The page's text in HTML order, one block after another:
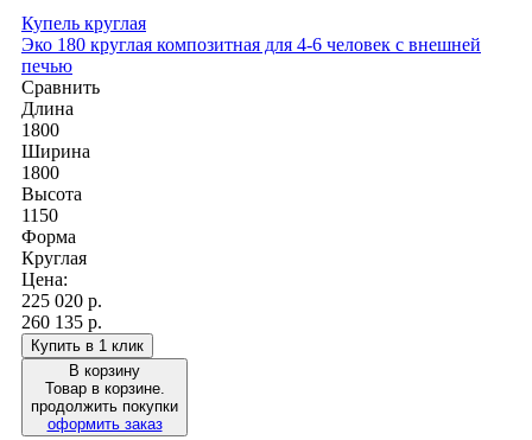
Купель круглая
Эко 180 круглая композитная для 4-6 человек с внешней
печью
Сравнить
Длина
1800
Ширина
1800
Высота
1150
Форма
Круглая
Цена:
225 020 р.
260 135 р.
Купить в 1 клик
В корзину
Товар в корзине.
продолжить покупки
оформить заказ